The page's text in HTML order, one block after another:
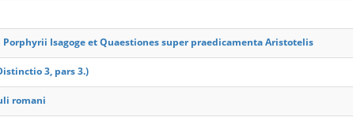
Isagoge et Quaestiones super praedicamenta Aristotelis
3, pars 3.)
romani